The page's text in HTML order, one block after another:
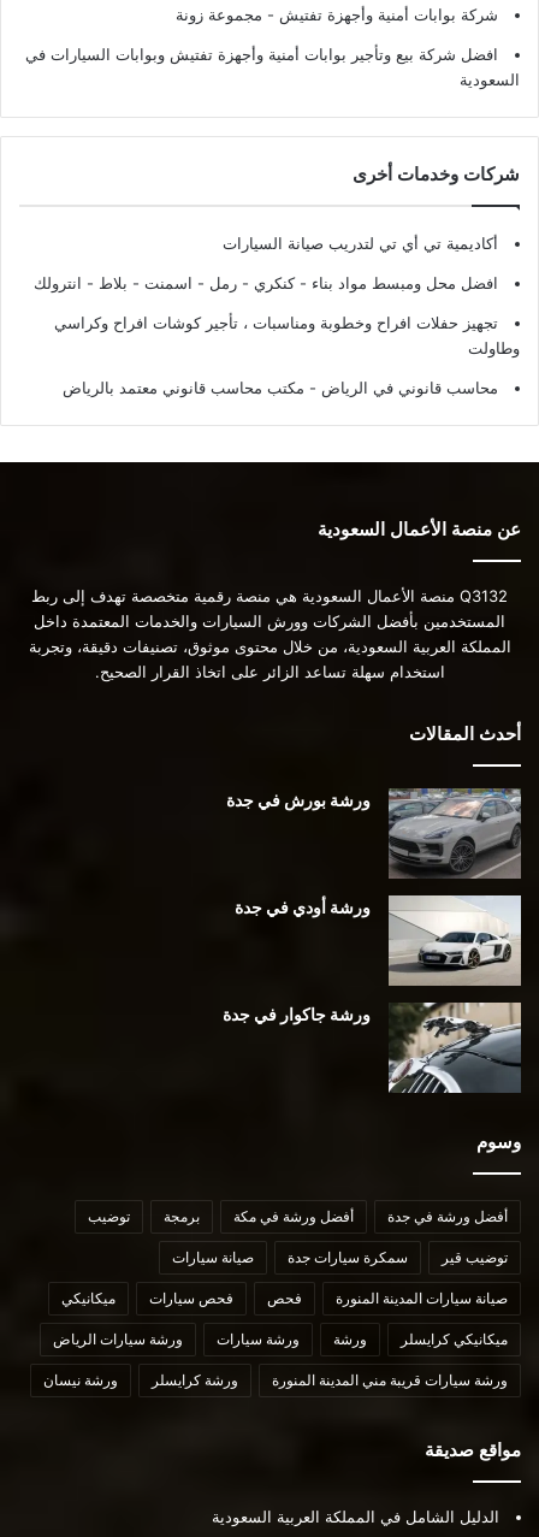
شركة بوابات أمنية وأجهزة تفتيش - مجموعة زونة
افضل شركة بيع وتأجير بوابات أمنية وأجهزة تفتيش وبوابات السيارات في
السعودية
شركات وخدمات أخرى
أكاديمية تي أي تي لتدريب صيانة السيارات
افضل محل ومبسط مواد بناء - كنكري - رمل - اسمنت - بلاط - انترولك
تجهيز حفلات افراح وخطوبة ومناسبات ، تأجير كوشات افراح وكراسي
وطاولت
محاسب قانوني في الرياض - مكتب محاسب قانوني معتمد بالرياض
عن منصة الأعمال السعودية
Q3132 منصة الأعمال السعودية هي منصة رقمية متخصصة تهدف إلى ربط
المستخدمين بأفضل الشركات وورش السيارات والخدمات المعتمدة داخل
المملكة العربية السعودية، من خلال محتوى موثوق، تصنيفات دقيقة، وتجربة
استخدام سهلة تساعد الزائر على اتخاذ القرار الصحيح.
أحدث المقالات
ورشة بورش في جدة
ورشة أودي في جدة
ورشة جاكوار في جدة
وسوم
أفضل ورشة في جدة أفضل ورشة في مكة برمجة توضيب
توضيب قير سمكرة سيارات جدة صيانة سيارات
صيانة سيارات المدينة المنورة فحص فحص سيارات ميكانيكي
ميكانيكي كرايسلر ورشة ورشة سيارات ورشة سيارات الرياض
ورشة سيارات قريبة مني المدينة المنورة ورشة كرايسلر ورشة نيسان
مواقع صديقة
الدليل الشامل في المملكة العربية السعودية